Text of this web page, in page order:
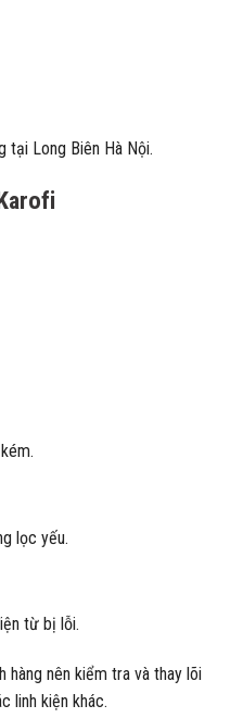
tại Long Biên Hà Nội.
lọc yếu.
từ bị lỗi.
hàng nên kiểm tra và thay lõi
linh kiện khác.